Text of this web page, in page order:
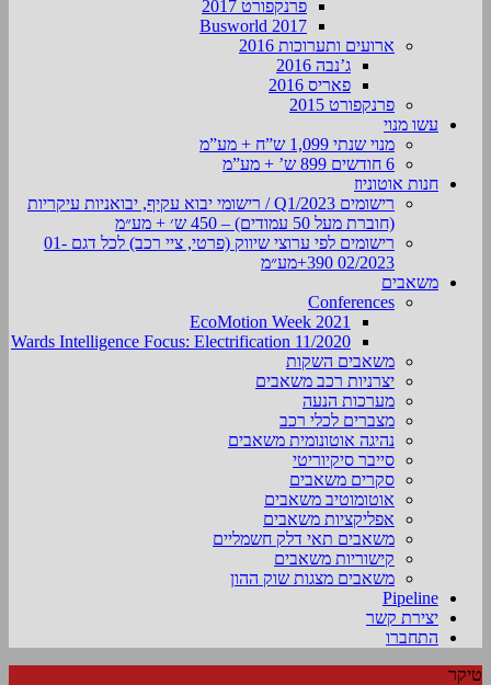
פרנקפורט 2017
Busworld 2017
ארועים ותערוכות 2016
ג’נבה 2016
פאריס 2016
פרנקפורט 2015
עשו מנוי
מנוי שנתי 1,099 ש”ח + מע”מ
6 חודשים 899 ש’ + מע”מ
חנות אוטוניוז
רישומים Q1/2023 / רישומי יבוא עקיף, יבואניות עיקריות
(חוברת מעל 50 עמודים) – 450 ש׳ + מע״מ
רישומים לפי ערוצי שיווק (פרטי, ציי רכב) לכל דגם 01-
02/2023 390+מע״מ
משאבים
Conferences
EcoMotion Week 2021
Wards Intelligence Focus: Electrification 11/2020
משאבים השקות
יצרניות רכב משאבים
מערכות הנעה
מצברים לכלי רכב
נהיגה אוטונומית משאבים
סייבר סיקיוריטי
סקרים משאבים
אוטומוטיב משאבים
אפליקציות משאבים
משאבים תאי דלק חשמליים
קישוריות משאבים
משאבים מצגות שוק ההון
Pipeline
יצירת קשר
התחברו
טיקר